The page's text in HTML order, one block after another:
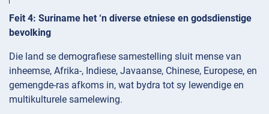
Feit 4: Suriname het ‘n diverse etniese en godsdienstige
bevolking
Die land se demografiese samestelling sluit mense van
inheemse, Afrika-, Indiese, Javaanse, Chinese, Europese, en
gemengde-ras afkoms in, wat bydra tot sy lewendige en
multikulturele samelewing.